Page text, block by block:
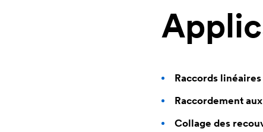
Raccords
Raccordement
Collage des